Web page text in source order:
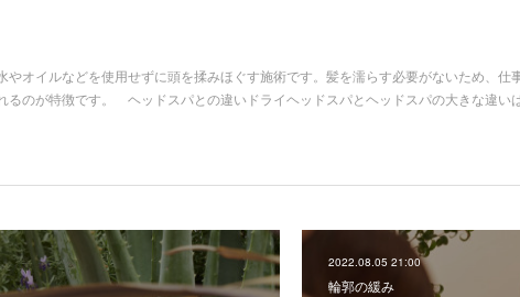
やオイルなどを使用せずに頭を揉みほぐす施術です。髪を濡らす必要がないため、仕
るのが特徴です。 ヘッドスパとの違いドライヘッドスパとヘッドスパの大きな違い
2022.08.05 21:00
輪郭の緩み